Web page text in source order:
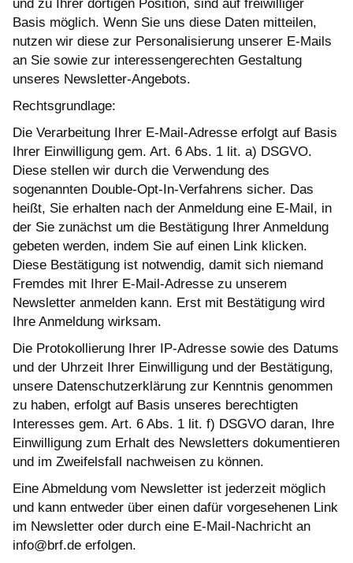
und zu Ihrer dortigen Position, sind auf freiwilliger
Basis möglich. Wenn Sie uns diese Daten mitteilen,
nutzen wir diese zur Personalisierung unserer E-Mails
an Sie sowie zur interessengerechten Gestaltung
unseres Newsletter-Angebots.
Rechtsgrundlage:
Die Verarbeitung Ihrer E-Mail-Adresse erfolgt auf Basis
Ihrer Einwilligung gem. Art. 6 Abs. 1 lit. a) DSGVO.
Diese stellen wir durch die Verwendung des
sogenannten Double-Opt-In-Verfahrens sicher. Das
heißt, Sie erhalten nach der Anmeldung eine E-Mail, in
der Sie zunächst um die Bestätigung Ihrer Anmeldung
gebeten werden, indem Sie auf einen Link klicken.
Diese Bestätigung ist notwendig, damit sich niemand
Fremdes mit Ihrer E-Mail-Adresse zu unserem
Newsletter anmelden kann. Erst mit Bestätigung wird
Ihre Anmeldung wirksam.
Die Protokollierung Ihrer IP-Adresse sowie des Datums
und der Uhrzeit Ihrer Einwilligung und der Bestätigung,
unsere Datenschutzerklärung zur Kenntnis genommen
zu haben, erfolgt auf Basis unseres berechtigten
Interesses gem. Art. 6 Abs. 1 lit. f) DSGVO daran, Ihre
Einwilligung zum Erhalt des Newsletters dokumentieren
und im Zweifelsfall nachweisen zu können.
Eine Abmeldung vom Newsletter ist jederzeit möglich
und kann entweder über einen dafür vorgesehenen Link
im Newsletter oder durch eine E-Mail-Nachricht an
info@brf.de erfolgen.